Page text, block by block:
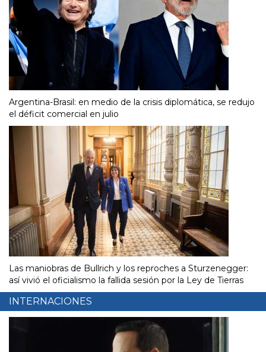
Argentina-Brasil: en medio de la crisis diplomática, se redujo
el déficit comercial en julio
Las maniobras de Bullrich y los reproches a Sturzenegger:
así vivió el oficialismo la fallida sesión por la Ley de Tierras
INTERNACIONES